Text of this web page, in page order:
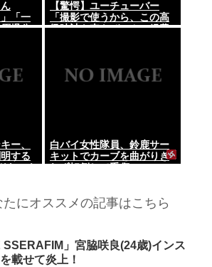
「一
爆公
【驚愕】ユーチューバー
「撮影で使うから、この高
級時計も車もぜ～んぶ経費
w w w w w w
ー、
する
白バイ女性隊員、鈴鹿サー
キットでカーブを曲がりき
たにオススメの記事はこちら
載せて炎上！